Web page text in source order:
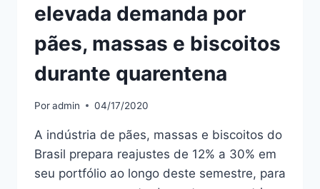
elevada demanda por
pães, massas e biscoitos
durante quarentena
Poradmin 04/17/2020
A indústria de pães, massas e biscoitos do
Brasil prepara reajustes de 12% a 30% em
seu portfólio ao longo deste semestre, para